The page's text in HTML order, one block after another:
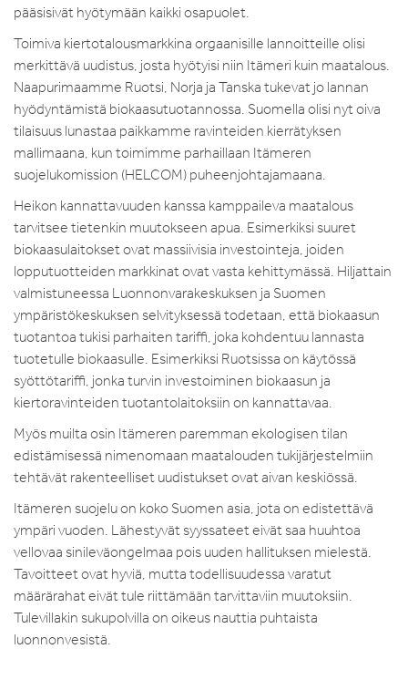
pääsisivät hyötymään kaikki osapuolet.
Toimiva kiertotalousmarkkina orgaanisille lannoitteille olisi
merkittävä uudistus, josta hyötyisi niin Itämeri kuin maatalous.
Naapurimaamme Ruotsi, Norja ja Tanska tukevat jo lannan
hyödyntämistä biokaasutuotannossa. Suomella olisi nyt oiva
tilaisuus lunastaa paikkamme ravinteiden kierrätyksen
mallimaana, kun toimimme parhaillaan Itämeren
suojelukomission (HELCOM) puheenjohtajamaana.
Heikon kannattavuuden kanssa kamppaileva maatalous
tarvitsee tietenkin muutokseen apua. Esimerkiksi suuret
biokaasulaitokset ovat massiivisia investointeja, joiden
lopputuotteiden markkinat ovat vasta kehittymässä. Hiljattain
valmistuneessa Luonnonvarakeskuksen ja Suomen
ympäristökeskuksen selvityksessä todetaan, että biokaasun
tuotantoa tukisi parhaiten tariffi, joka kohdentuu lannasta
tuotetulle biokaasulle. Esimerkiksi Ruotsissa on käytössä
syöttötariffi, jonka turvin investoiminen biokaasun ja
kiertoravinteiden tuotantolaitoksiin on kannattavaa.
Myös muilta osin Itämeren paremman ekologisen tilan
edistämisessä nimenomaan maatalouden tukijärjestelmiin
tehtävät rakenteelliset uudistukset ovat aivan keskiössä.
Itämeren suojelu on koko Suomen asia, jota on edistettävä
ympäri vuoden. Lähestyvät syyssateet eivät saa huuhtoa
vellovaa sinileväongelmaa pois uuden hallituksen mielestä.
Tavoitteet ovat hyviä, mutta todellisuudessa varatut
määrärahat eivät tule riittämään tarvittaviin muutoksiin.
Tulevillakin sukupolvilla on oikeus nauttia puhtaista
luonnonvesistä.